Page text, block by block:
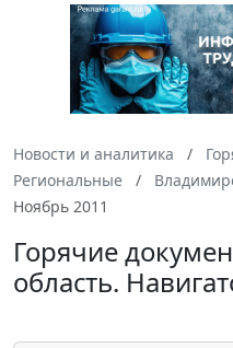
Новости и аналитика
Региональные
Ноябрь 2011
Горячие
область.